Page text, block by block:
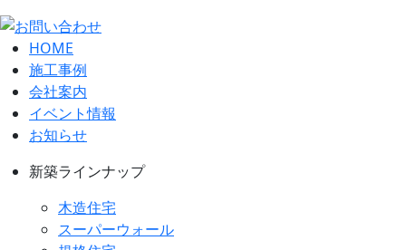
HOME
施工事例
会社案内
イベント情報
お知らせ
新築ラインナップ
木造住宅
スーパーウォール